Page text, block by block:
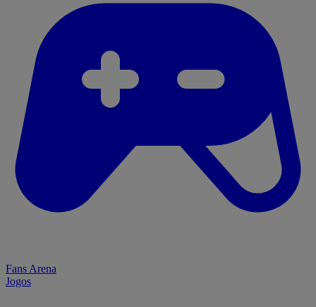
Fans Arena
Jogos